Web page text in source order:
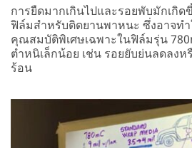
การยืดมากเกินไปและรอยพับมักเกิด
ฟิล์มสำหรับติดยานพาหนะ ซึ่งอาจทำ
คุณสมบัติพิเศษเฉพาะในฟิล์มรุ่น
ตำหนิเล็กน้อย เช่น รอยยับย่นลดลง
ร้อน